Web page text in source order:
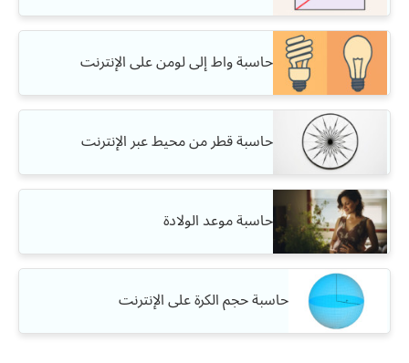
حاسبة واط إلى لومن على الإنترنت
حاسبة قطر من محيط عبر الإنترنت
حاسبة موعد الولادة
حاسبة حجم الكرة على الإنترنت